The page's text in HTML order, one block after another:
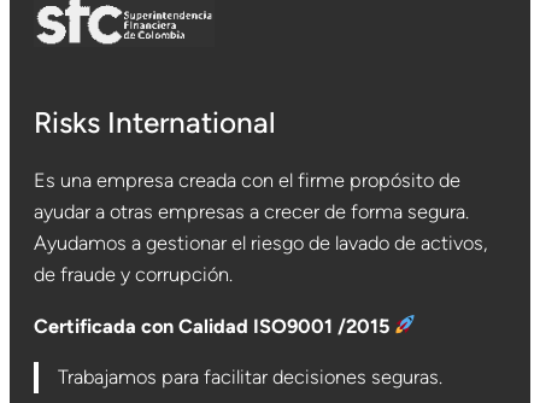
Risks International
Es una empresa creada con el firme propósito de
ayudar a otras empresas a crecer de forma segura.
Ayudamos a gestionar el riesgo de lavado de activos,
de fraude y corrupción.
Certificada con Calidad ISO9001 /2015
Trabajamos para facilitar decisiones seguras.